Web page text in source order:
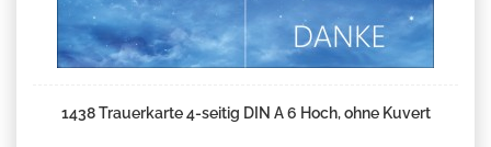
1438 Trauerkarte 4-seitig DIN A 6 Hoch, ohne Kuvert